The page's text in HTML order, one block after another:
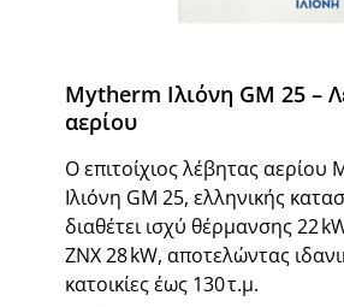
Mytherm Ιλιόνη GM 25 –
αερίου
Ο επιτοίχιος λέβητας αερίου
Ιλιόνη GM 25, ελληνικής
διαθέτει ισχύ θέρμανσης 22
ΖΝΧ 28 kW, αποτελώντας
κατοικίες έως 130 τ.μ.